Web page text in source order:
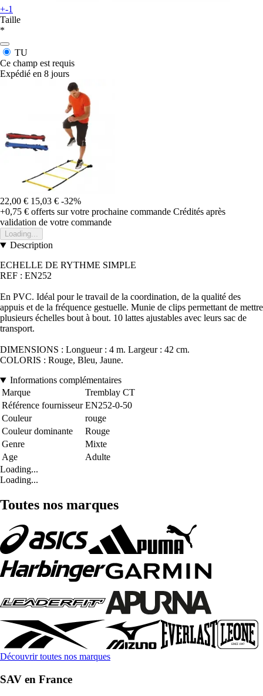
+-1
Taille
*
TU
Ce champ est requis
Expédié en 8 jours
22,00 € 15,03 € -32%
+0,75 € offerts sur votre prochaine commande Crédités après
validation de votre commande
Loading...
Description
ECHELLE DE RYTHME SIMPLE
REF : EN252
En PVC. Idéal pour le travail de la coordination, de la qualité des
appuis et de la fréquence gestuelle. Munie de clips permettant de mettre
plusieurs échelles bout à bout. 10 lattes ajustables avec leurs sac de
transport.
DIMENSIONS : Longueur : 4 m. Largeur : 42 cm.
COLORIS : Rouge, Bleu, Jaune.
Informations complémentaires
Marque
Tremblay CT
Référence fournisseur EN252-0-50
Couleur
rouge
Couleur dominante
Rouge
Genre
Mixte
Age
Adulte
Loading...
Loading...
Toutes nos marques
Découvrir toutes nos marques
SAV en France